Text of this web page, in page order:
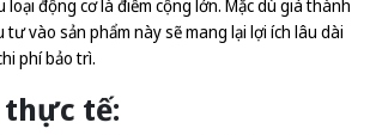
động cơ là điểm cộng lớn. Mặc dù giá thành
vào sản phẩm này sẽ mang lại lợi ích lâu dài
phí bảo trì.
tế: